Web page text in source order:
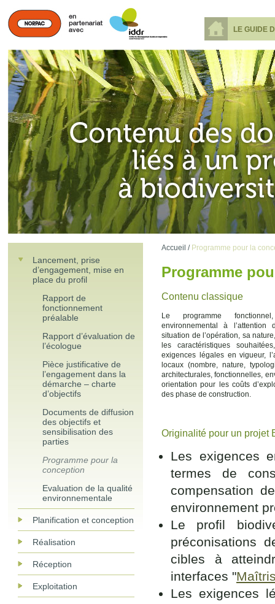
LE GUIDE
Lancement, prise
d’engagement, mise en
place du profil
Rapport de
fonctionnement
préalable
Rapport d’évaluation de
l’écologue
Pièce justificative de
l’engagement dans la
démarche – charte
d’objectifs
Documents de diffusion
des objectifs et
sensibilisation des
parties
Programme pour la
conception
Evaluation de la qualité
environnementale
Planification et conception
Réalisation
Réception
Exploitation
Accueil /Programme pour la
Programme
Contenu classique
Le programme
environnemental à
situation de l’opération, sa
les caractéristiques
exigences légales en vigueur,
locaux (nombre, nature,
architecturales, fonctionnelles,
orientation pour les coûts
des phase de construction.
Originalité pour un projet
Les exigences
termes de
compensation
environnement
Le profil
préconisations
cibles à
interfaces "
Les exigences